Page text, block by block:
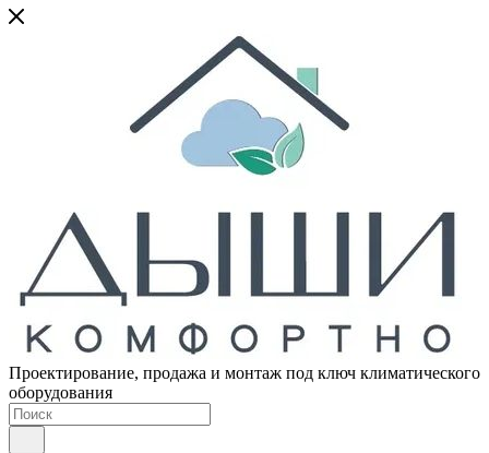
Проектирование, продажа и монтаж под ключ климатического
оборудования